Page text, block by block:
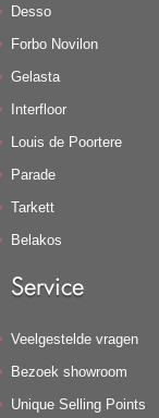
Desso
Forbo Novilon
Gelasta
Interfloor
Louis de Poortere
Parade
Tarkett
Belakos
Service
Veelgestelde vragen
Bezoek showroom
Unique Selling Points